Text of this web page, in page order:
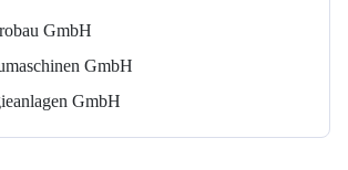
GmbH
GmbH
GmbH